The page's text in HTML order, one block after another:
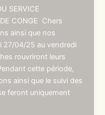
SERVICE
CONGE Chers
ainsi que nos
27/04/25 au vendredi
rouvriront leurs
cette période,
ainsi que le suivi des
feront uniquement